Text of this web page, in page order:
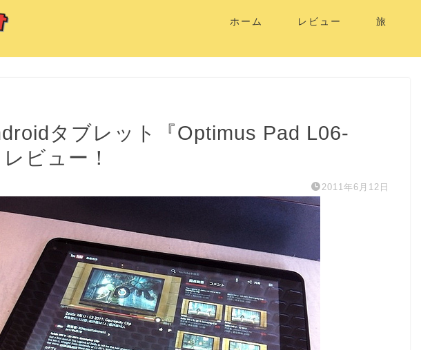
ホーム レビュー 旅
タブレット『Optimus Pad L06-
ビュー！
2011年6月12日